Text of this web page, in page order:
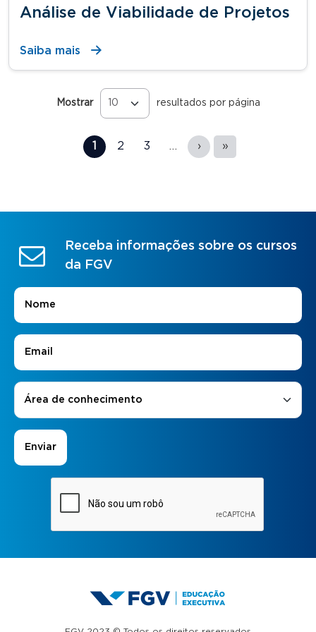
Análise de Viabilidade de Projetos
Saiba mais
Mostrar resultados por página
1 2 3 … › »
Receba informações sobre os cursos
da FGV
Nome
E-mail
Áreas de Interesse
Área de conhecimento